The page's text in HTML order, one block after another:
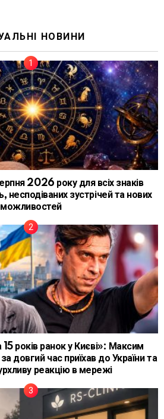
НОВИНИ
2026 року для всіх знаків
несподіваних зустрічей та нових
можливостей
років ранок у Києві»: Максим
довгий час приїхав до України та
реакцію в мережі